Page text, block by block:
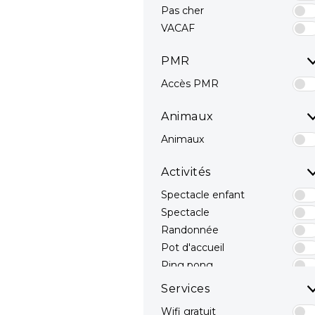
Pas cher
VACAF
PMR
Accès PMR
Animaux
Animaux
Activités
Spectacle enfant
Spectacle
Randonnée
Pot d'accueil
Ping pong
Terrain Multisport
Services
Wifi gratuit